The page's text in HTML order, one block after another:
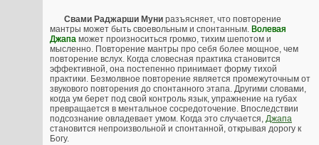
Свами Раджарши Муни разъясняет, что повторение
мантры может быть своевольным и спонтанным. Волевая
Джапа может произноситься громко, тихим шепотом и
мысленно. Повторение мантры про себя более мощное, чем
повторение вслух. Когда словесная практика становится
эффективной, она постепенно принимает форму тихой
практики. Безмолвное повторение является промежуточным от
звукового повторения до спонтанного этапа. Другими словами,
когда ум берет под свой контроль язык, упражнение на губах
превращается в ментальное сосредоточение. Впоследствии
подсознание овладевает умом. Когда это случается, Джапа
становится непроизвольной и спонтанной, открывая дорогу к
Богу.